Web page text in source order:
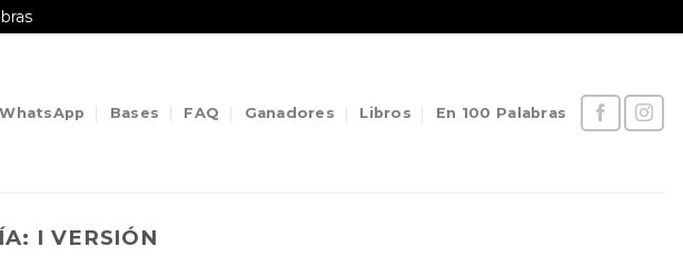
Bases FAQ Ganadores Libros En 100 Palabras
I VERSIÓN